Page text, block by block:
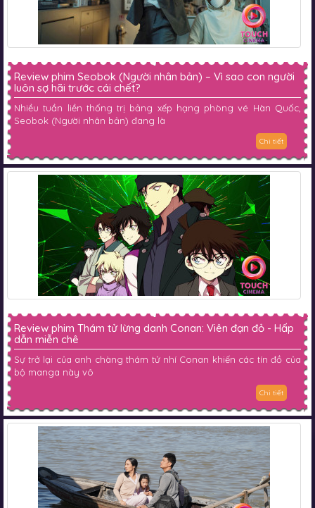
Review phim Seobok (Người nhân bản) – Vì sao con người
luôn sợ hãi trước cái chết?
Nhiều tuần liền thống trị bảng xếp hạng phòng vé Hàn Quốc,
Seobok (Người nhân bản) đang là
Chi tiết
Review phim Thám tử lừng danh Conan: Viên đạn đỏ - Hấp
dẫn miễn chê
Sự trở lại của anh chàng thám tử nhí Conan khiến các tín đồ của
bộ manga này vô
Chi tiết